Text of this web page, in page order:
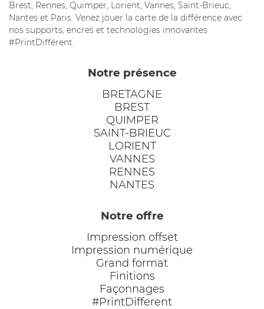
Brest, Rennes, Quimper, Lorient, Vannes, Saint-Brieuc,
Nantes et Paris. Venez jouer la carte de la différence avec
nos supports, encres et technologies innovantes
#PrintDifférent.
Notre présence
BRETAGNE
BREST
QUIMPER
SAINT-BRIEUC
LORIENT
VANNES
RENNES
NANTES
Notre offre
Impression offset
Impression numérique
Grand format
Finitions
Façonnages
#PrintDifferent